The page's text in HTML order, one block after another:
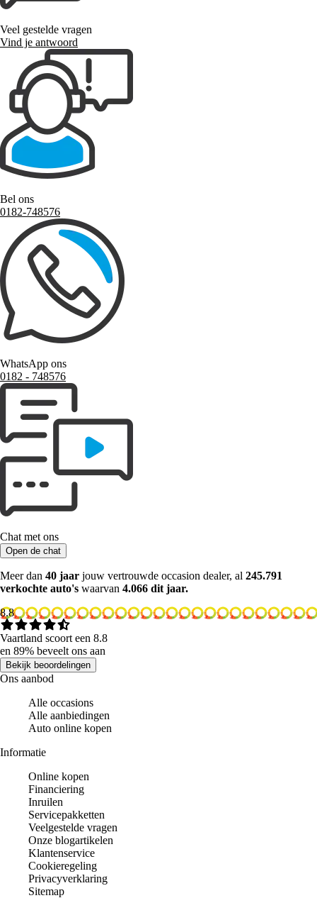
Veel gestelde vragen
Vind je antwoord
Bel ons
0182-748576
WhatsApp ons
0182 ‑ 748576
Chat met ons
Open de chat
Meer dan 40 jaar jouw vertrouwde occasion dealer, al 245.791
verkochte auto's waarvan 4.066 dit jaar.
8.8
Vaartland scoort een 8.8
en 89% beveelt ons aan
Bekijk beoordelingen
Ons aanbod
Alle occasions
Alle aanbiedingen
Auto online kopen
Informatie
Online kopen
Financiering
Inruilen
Servicepakketten
Veelgestelde vragen
Onze blogartikelen
Klantenservice
Cookieregeling
Privacyverklaring
Sitemap